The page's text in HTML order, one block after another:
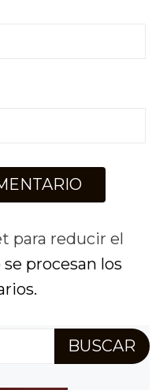
para reducir el
procesan los